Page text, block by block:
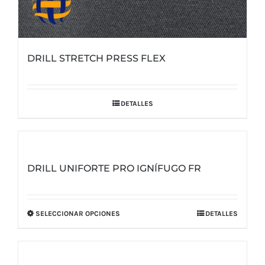
DRILL STRETCH PRESS FLEX
DETALLES
DRILL UNIFORTE PRO IGNÍFUGO FR
SELECCIONAR OPCIONES DETALLES